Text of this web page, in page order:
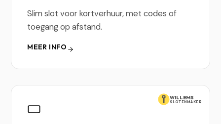
Slim slot voor kortverhuur, met codes of
toegang op afstand.
MEER INFO
WILLEMS
SLOTENMAKER